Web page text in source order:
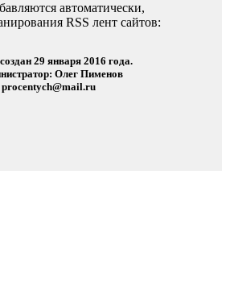
автоматически,
RSS лент сайтов:
29 января 2016 года.
Олег Пименов
procentych@mail.ru